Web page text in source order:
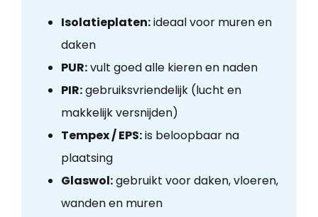
Isolatieplaten:ideaal voor muren en
daken
PUR:vult goed alle kieren en naden
PIR:gebruiksvriendelijk (lucht en
makkelijk versnijden)
Tempex / EPS:is beloopbaar na
plaatsing
Glaswol:gebruikt voor daken, vloeren,
wanden en muren